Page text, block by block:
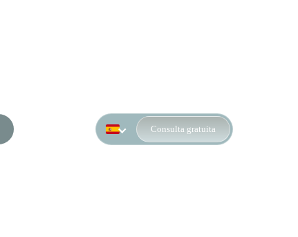
Consulta gratuita